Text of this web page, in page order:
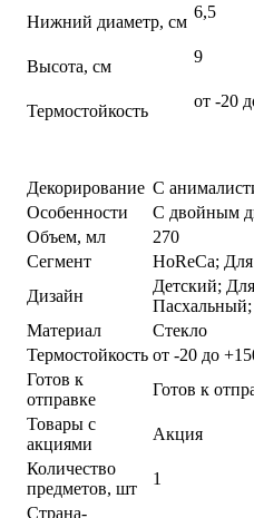
Нижний диаметр, см
6,5
Высота, см
9
Термостойкость
от -20
Декорирование С
Особенности
С двойным
Объем, мл
270
Сегмент
HoReCa;
Дизайн
Детский;
Пасхальный;
Материал
Стекло
Термостойкость от -20 до
Готов к
отправке
Готов к
Товары с
акциями
Акция
Количество
предметов, шт
1
Страна-